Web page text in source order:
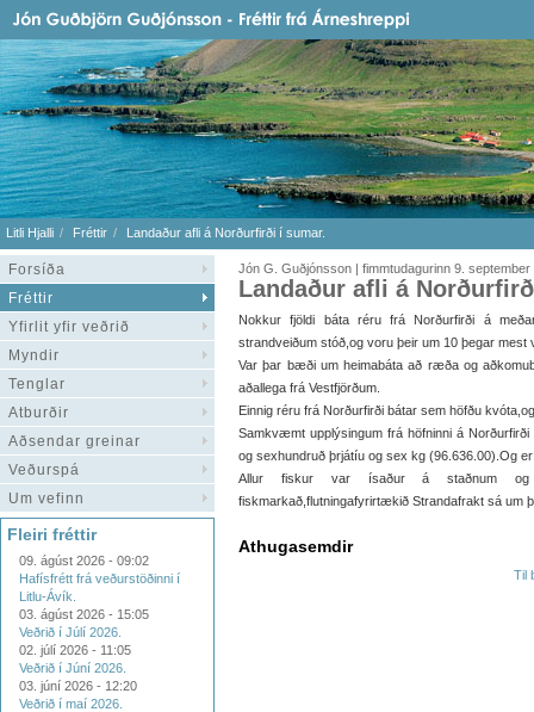
Litli Hjalli Fréttir Landaður afli á Norðurfirði í sumar.
Forsíða
Fréttir
Yfirlit yfir veðrið
Myndir
Tenglar
Atburðir
Aðsendar greinar
Veðurspá
Um vefinn
Fleiri fréttir
09. ágúst 2026 - 09:02
Hafísfrétt frá veðurstöðinni í
Litlu-Ávík.
03. ágúst 2026 - 15:05
Veðrið í Júlí 2026.
02. júlí 2026 - 11:05
Veðrið í Júní 2026.
03. júní 2026 - 12:20
Veðrið í maí 2026.
Jón G. Guðjónsson | fimmtudagurinn 9. september
Landaður afli á
Nokkur fjöldi báta réru frá Norðurfirði á
strandveiðum stóð,og voru þeir um 10 þegar mest
Var þar bæði um heimabáta að ræða og
aðallega frá Vestfjörðum.
Einnig réru frá Norðurfirði bátar sem höfðu
Samkvæmt upplýsingum frá höfninni á
og sexhundruð þrjátíu og sex kg (96.636.00).Og
Allur fiskur var ísaður á staðnum
fiskmarkað,flutningafyrirtækið Strandafrakt sá um
Athugasemdir
Til